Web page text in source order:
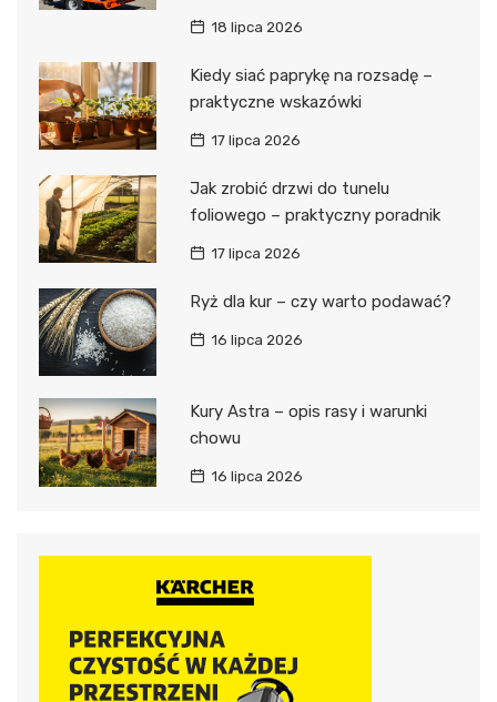
18 lipca 2026
Kiedy siać paprykę na rozsadę –
praktyczne wskazówki
17 lipca 2026
Jak zrobić drzwi do tunelu
foliowego – praktyczny poradnik
17 lipca 2026
Ryż dla kur – czy warto podawać?
16 lipca 2026
Kury Astra – opis rasy i warunki
chowu
16 lipca 2026